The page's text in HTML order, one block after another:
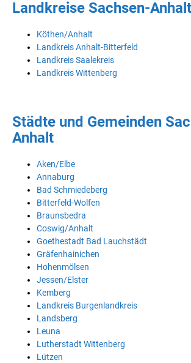
Landkreise Sachsen-Anhalt
Köthen/Anhalt
Landkreis Anhalt-Bitterfeld
Landkreis Saalekreis
Landkreis Wittenberg
Städte und Gemeinden
Anhalt
Aken/Elbe
Annaburg
Bad Schmiedeberg
Bitterfeld-Wolfen
Braunsbedra
Coswig/Anhalt
Goethestadt Bad Lauchstädt
Gräfenhainichen
Hohenmölsen
Jessen/Elster
Kemberg
Landkreis Burgenlandkreis
Landsberg
Leuna
Lutherstadt Wittenberg
Lützen